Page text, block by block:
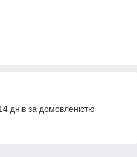
днів за домовленістю